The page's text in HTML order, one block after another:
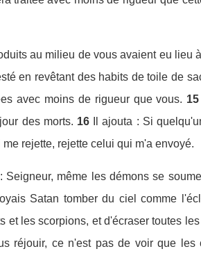
au milieu de vous avaient eu lieu
en revêtant des habits de toile de
avec moins de rigueur que vous. 15
des morts. 16
Il ajouta : Si
rejette, rejette celui qui m'a envoyé.
même les démons se
Satan tomber du ciel comme
et les scorpions, et d'écraser toutes
réjouir, ce n'est pas de voir que les